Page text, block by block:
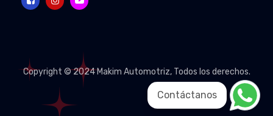
Copyright © 2024Makim Automotriz, Todos los derechos.
Contáctanos